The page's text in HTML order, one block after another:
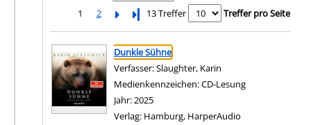
1
2 Letzte Seite
13 Treffer Treffer pro Seite
Suchergebnis
Zu den Suchfiltern springen
Dunkle Sühne
Verfasser:Slaughter, Karin
Medienkennzeichen:CD-Lesung
Jahr:2025
Verlag: Hamburg, HarperAudio